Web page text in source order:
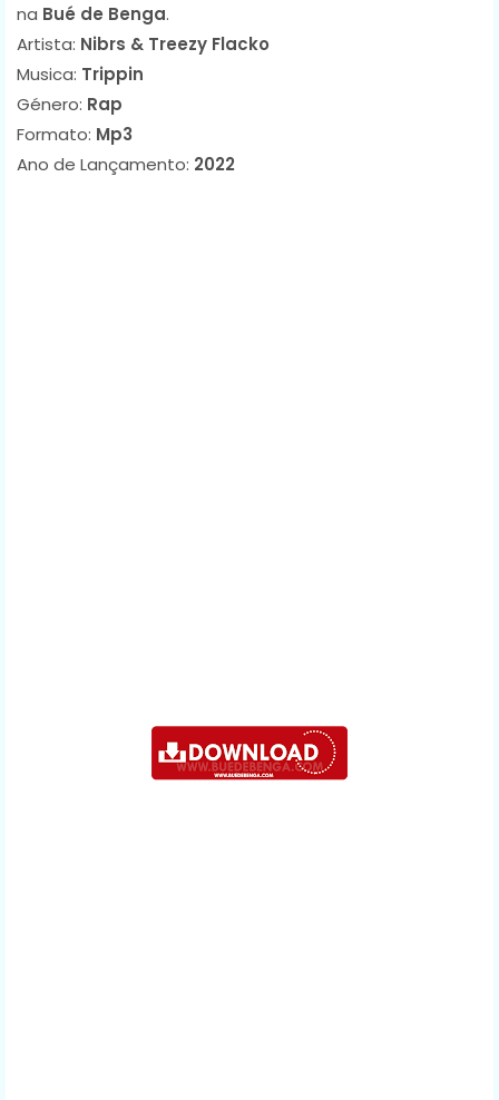
na Bué de Benga.
Artista: Nibrs & Treezy Flacko
Musica: Trippin
Género: Rap
Formato: Mp3
Ano de Lançamento: 2022